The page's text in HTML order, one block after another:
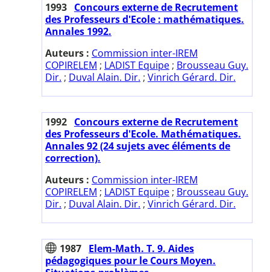
1993 Concours externe de Recrutement
des Professeurs d'Ecole : mathématiques.
Annales 1992.
Auteurs : Commission inter-IREM
COPIRELEM ; LADIST Equipe ; Brousseau Guy.
Dir. ; Duval Alain. Dir. ; Vinrich Gérard. Dir.
1992 Concours externe de Recrutement
des Professeurs d'Ecole. Mathématiques.
Annales 92 (24 sujets avec éléments de
correction).
Auteurs : Commission inter-IREM
COPIRELEM ; LADIST Equipe ; Brousseau Guy.
Dir. ; Duval Alain. Dir. ; Vinrich Gérard. Dir.
1987 Elem-Math. T. 9. Aides
pédagogiques pour le Cours Moyen.